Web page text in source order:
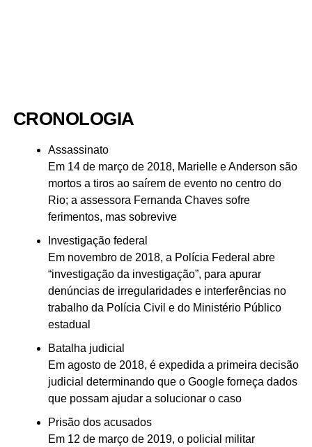
CRONOLOGIA
Assassinato
Em 14 de março de 2018, Marielle e Anderson são
mortos a tiros ao saírem de evento no centro do
Rio; a assessora Fernanda Chaves sofre
ferimentos, mas sobrevive
Investigação federal
Em novembro de 2018, a Polícia Federal abre
“investigação da investigação”, para apurar
denúncias de irregularidades e interferências no
trabalho da Polícia Civil e do Ministério Público
estadual
Batalha judicial
Em agosto de 2018, é expedida a primeira decisão
judicial determinando que o Google forneça dados
que possam ajudar a solucionar o caso
Prisão dos acusados
Em 12 de março de 2019, o policial militar